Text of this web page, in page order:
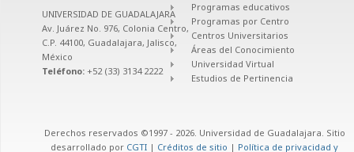
UNIVERSIDAD DE GUADALAJARA
Av. Juárez No. 976, Colonia Centro,
C.P. 44100, Guadalajara, Jalisco,
México
Teléfono: +52 (33) 3134 2222
Programas educativos
Programas por Centro
Centros Universitarios
Áreas del Conocimiento
Universidad Virtual
Estudios de Pertinencia
Derechos reservados ©1997 - 2026. Universidad de Guadalajara. Sitio
desarrollado por CGTI | Créditos de sitio | Política de privacidad y